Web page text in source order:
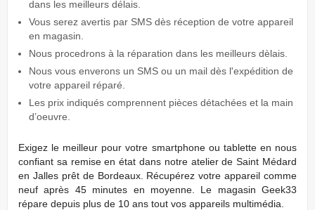
dans les meilleurs délais.
Vous serez avertis par SMS dès réception de votre appareil
en magasin.
Nous procedrons à la réparation dans les meilleurs dèlais.
Nous vous enverons un SMS ou un mail dès l'expédition de
votre appareil réparé.
Les prix indiqués comprennent pièces détachées et la main
d’oeuvre.
Exigez le meilleur pour votre smartphone ou tablette en nous
conﬁant sa remise en état dans notre atelier de Saint Médard
en Jalles prêt de Bordeaux. Récupérez votre appareil comme
neuf après 45 minutes en moyenne. Le magasin Geek33
répare depuis plus de 10 ans tout vos appareils multimédia.